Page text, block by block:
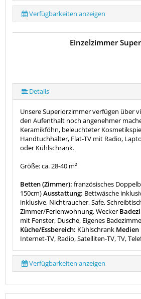
Verfügbarkeiten anzeigen
Einzelzimmer
Details
Unsere Superiorzimmer verfügen über
den Aufenthalt noch angenehmer
Keramikföhn, beleuchteter
Handtuchhalter, Flat-TV mit Radio,
oder Kühlschrank.
Größe: ca. 28-40 m²
Betten (Zimmer): französisches
150cm)Ausstattung: Bettwäsche
inklusive, Nichtraucher, Safe,
Zimmer/Ferienwohnung, Wecker
mit Fenster, Dusche, Eigenes
Küche/Essbereich: Kühlschrank Medien
Internet-TV, Radio, Satelliten-TV, TV,
Verfügbarkeiten anzeigen